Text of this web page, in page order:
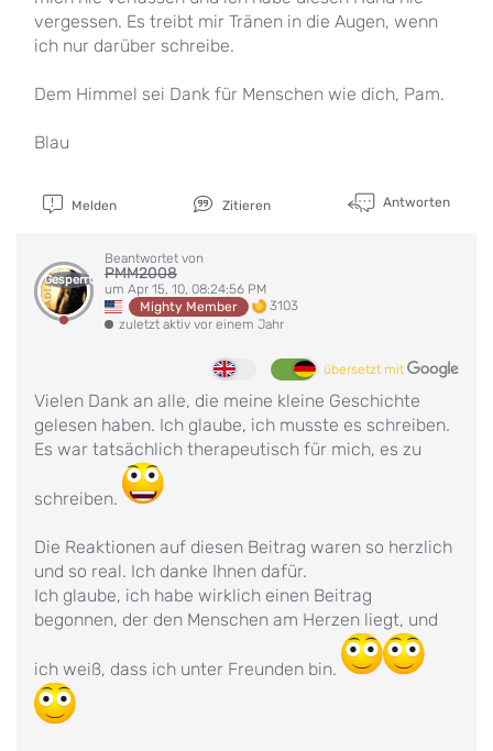
vergessen. Es treibt mir Tränen in die Augen, wenn
ich nur darüber schreibe.
Dem Himmel sei Dank für Menschen wie dich, Pam.
Blau
Melden Zitieren Antworten
Gesperrt
Beantwortet von
PMM2008
um Apr 15, 10, 08:24:56 PM
Mighty Member
3103
zuletzt aktiv vor einem Jahr
übersetzt mit
Vielen Dank an alle, die meine kleine Geschichte
gelesen haben. Ich glaube, ich musste es schreiben.
Es war tatsächlich therapeutisch für mich, es zu
schreiben.
Die Reaktionen auf diesen Beitrag waren so herzlich
und so real. Ich danke Ihnen dafür.
Ich glaube, ich habe wirklich einen Beitrag
begonnen, der den Menschen am Herzen liegt, und
ich weiß, dass ich unter Freunden bin.